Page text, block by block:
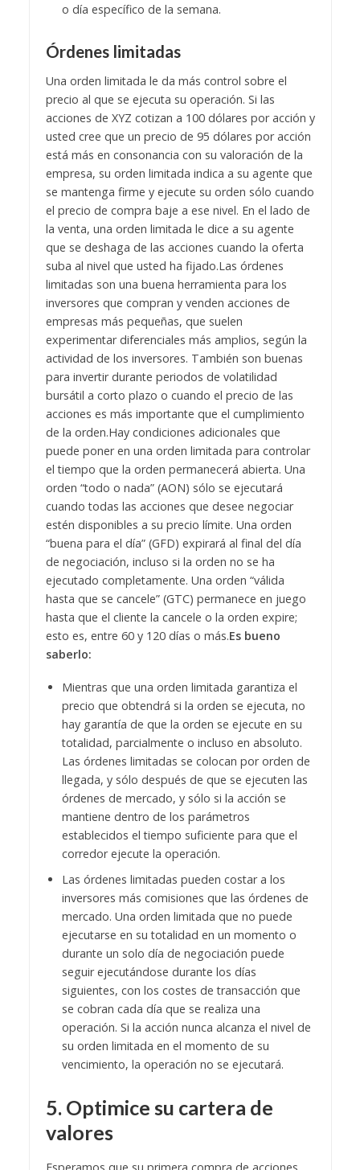
o día específico de la semana.
Órdenes limitadas
Una orden limitada le da más control sobre el
precio al que se ejecuta su operación. Si las
acciones de XYZ cotizan a 100 dólares por acción y
usted cree que un precio de 95 dólares por acción
está más en consonancia con su valoración de la
empresa, su orden limitada indica a su agente que
se mantenga firme y ejecute su orden sólo cuando
el precio de compra baje a ese nivel. En el lado de
la venta, una orden limitada le dice a su agente
que se deshaga de las acciones cuando la oferta
suba al nivel que usted ha fijado.Las órdenes
limitadas son una buena herramienta para los
inversores que compran y venden acciones de
empresas más pequeñas, que suelen
experimentar diferenciales más amplios, según la
actividad de los inversores. También son buenas
para invertir durante periodos de volatilidad
bursátil a corto plazo o cuando el precio de las
acciones es más importante que el cumplimiento
de la orden.Hay condiciones adicionales que
puede poner en una orden limitada para controlar
el tiempo que la orden permanecerá abierta. Una
orden “todo o nada” (AON) sólo se ejecutará
cuando todas las acciones que desee negociar
estén disponibles a su precio límite. Una orden
“buena para el día” (GFD) expirará al final del día
de negociación, incluso si la orden no se ha
ejecutado completamente. Una orden “válida
hasta que se cancele” (GTC) permanece en juego
hasta que el cliente la cancele o la orden expire;
esto es, entre 60 y 120 días o más.Es bueno
saberlo:
Mientras que una orden limitada garantiza el
precio que obtendrá si la orden se ejecuta, no
hay garantía de que la orden se ejecute en su
totalidad, parcialmente o incluso en absoluto.
Las órdenes limitadas se colocan por orden de
llegada, y sólo después de que se ejecuten las
órdenes de mercado, y sólo si la acción se
mantiene dentro de los parámetros
establecidos el tiempo suficiente para que el
corredor ejecute la operación.
Las órdenes limitadas pueden costar a los
inversores más comisiones que las órdenes de
mercado. Una orden limitada que no puede
ejecutarse en su totalidad en un momento o
durante un solo día de negociación puede
seguir ejecutándose durante los días
siguientes, con los costes de transacción que
se cobran cada día que se realiza una
operación. Si la acción nunca alcanza el nivel de
su orden limitada en el momento de su
vencimiento, la operación no se ejecutará.
5. Optimice su cartera de
valores